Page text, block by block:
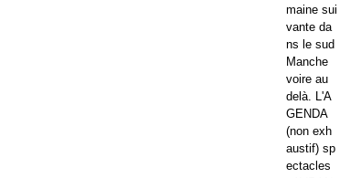
maine sui
vante da
ns le sud
Manche
voire au
delà. L'A
GENDA
(non exh
austif) sp
ectacles